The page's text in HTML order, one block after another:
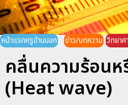
หน้าแรกครูบ้านนอก ข่าว/บทความ วิทยาศ
คลื่นความร้อน
(Heat wave)